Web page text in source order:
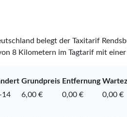
belegt der Taxitarif
8 Kilometern im Tagtarif mit
Grundpreis Entfernung
14 6,00 € 0,00 € 0,00 €